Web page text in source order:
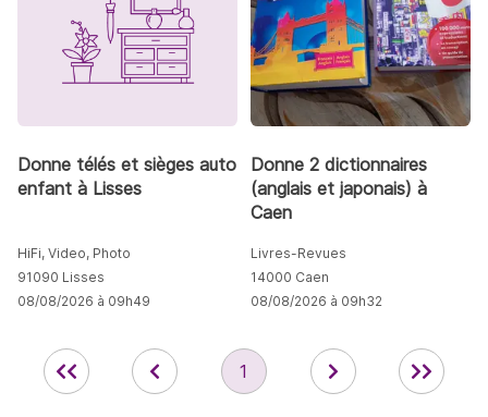
Donne télés et sièges auto
enfant à Lisses
HiFi, Video, Photo
91090 Lisses
08/08/2026 à 09h49
Donne 2 dictionnaires
(anglais et japonais) à
Caen
Livres-Revues
14000 Caen
08/08/2026 à 09h32
1